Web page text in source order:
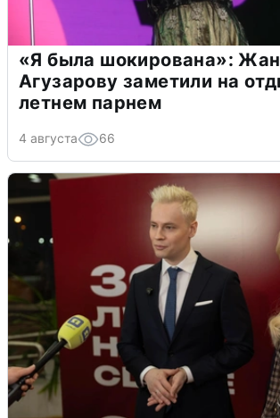
«Я была шокирована»:
Агузарову заметили на
летнем парнем
4 августа 66